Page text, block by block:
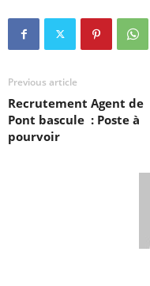
Previous article
Recrutement Agent de
Pont bascule : Poste à
pourvoir